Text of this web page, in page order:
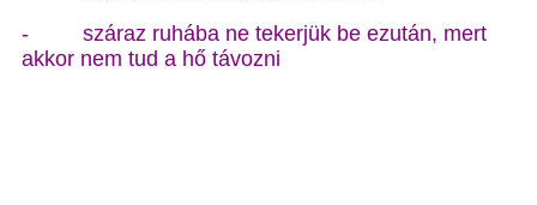
- száraz ruhába ne tekerjük be ezután, mert
akkor nem tud a hő távozni